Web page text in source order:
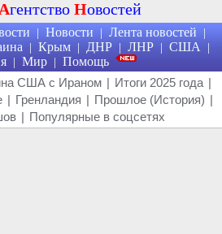
Агентство Новостей
| Новости | Лента новостей |
| Крым | ДНР | ЛНР | США |
| Мир | Помощь
США с Ираном | Итоги 2025 года |
| Гренландия | Прошлое (История) |
| Популярные в соцсетях